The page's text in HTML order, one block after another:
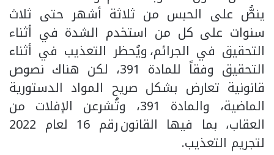
ينصُّ على الحبس من ثلاثة أشهر حتى ثلاث
سنوات على كل من استخدم الشدة في أثناء
التحقيق في الجرائم، ويُحظر التعذيب في أثناء
التحقيق وفقاً للمادة 391، لكن هناك نصوص
قانونية تعارض بشكل صريح المواد الدستورية
الماضية، والمادة 391، وتُشرعن الإفلات من
العقاب، بما فيها القانون رقم 16 لعام 2022
لتجريم التعذيب.